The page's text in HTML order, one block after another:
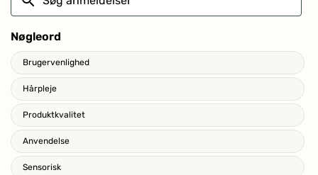
anmeldelser
Nøgleord
Keywords
Brugervenlighed
Hårpleje
Produktkvalitet
Anvendelse
Sensorisk